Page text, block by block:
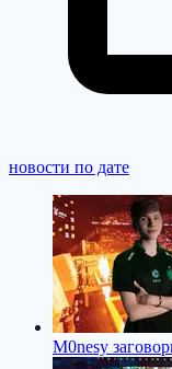
новости по дате
M0nesy